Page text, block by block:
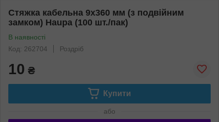
Стяжка кабельна 9x360 мм (з подвійним
замком) Haupa (100 шт./пак)
В наявності
Код: 262704
Роздріб
10 ₴
Купити
або